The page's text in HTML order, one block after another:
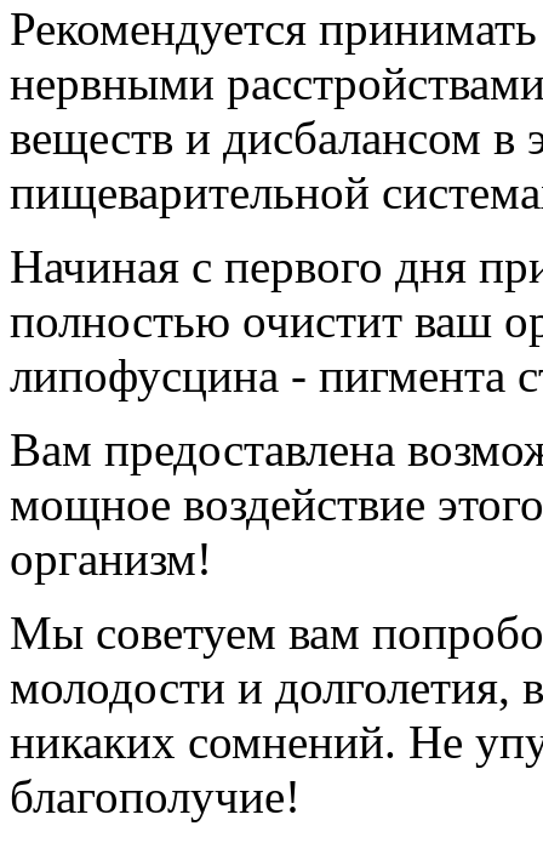
Рекомендуется
нервными
веществ и дисбалансом в
пищеварительной
Начиная с первого дня
полностью очистит ваш
липофусцина - пигмента
Вам предоставлена
мощное воздействие
организм!
Мы советуем вам
молодости и долголетия,
никаких сомнений. Не
благополучие!